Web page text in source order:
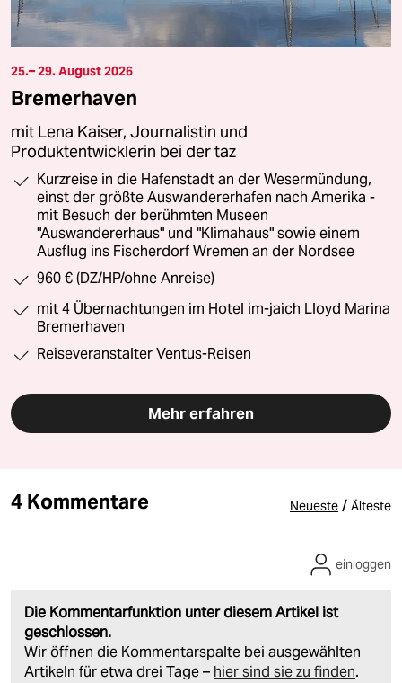
25.– 29. August 2026
Bremerhaven
mit Lena Kaiser, Journalistin und
Produktentwicklerin bei der taz
Kurzreise in die Hafenstadt an der Wesermündung,
einst der größte Auswandererhafen nach Amerika -
mit Besuch der berühmten Museen
"Auswandererhaus" und "Klimahaus" sowie einem
Ausflug ins Fischerdorf Wremen an der Nordsee
960 € (DZ/HP/ohne Anreise)
mit 4 Übernachtungen im Hotel im-jaich Lloyd Marina
Bremerhaven
Reiseveranstalter Ventus-Reisen
Mehr erfahren
4 Kommentare Neueste / Älteste
Die Kommentarfunktion unter diesem Artikel ist
geschlossen.
Wir öffnen die Kommentarspalte bei ausgewählten
Artikeln für etwa drei Tage – hier sind sie zu finden.
einloggen